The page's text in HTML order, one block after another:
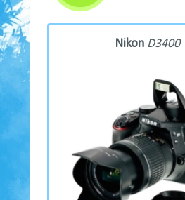
Nikon D3400